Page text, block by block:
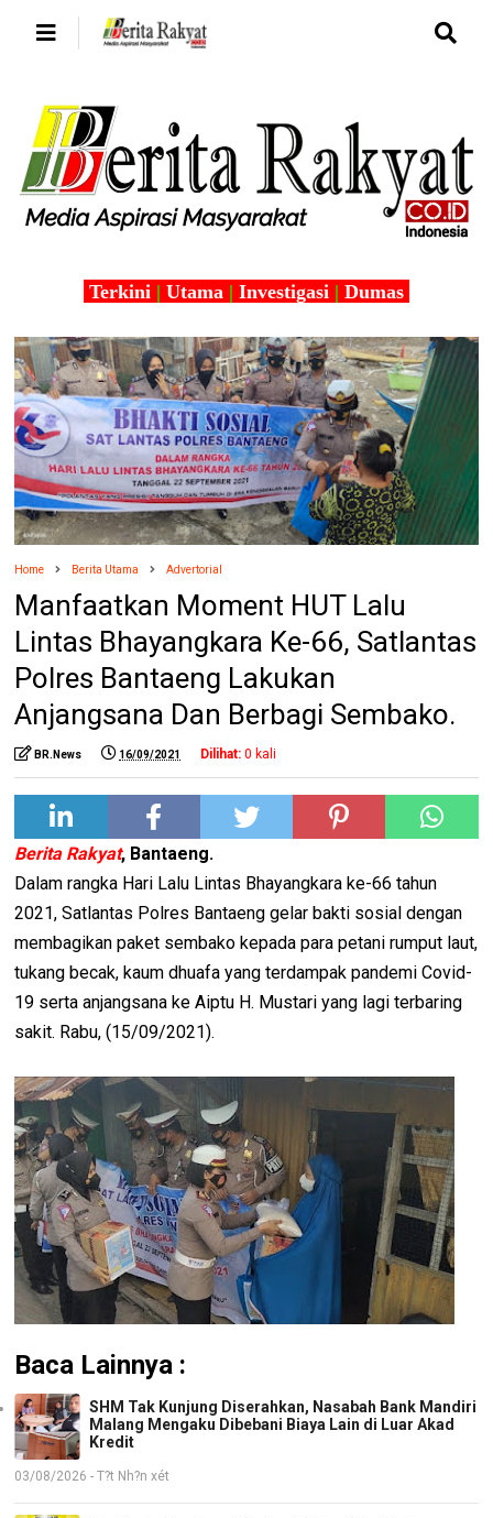
Terkini | Utama | Investigasi | Dumas
Home Berita Utama Advertorial
Manfaatkan Moment HUT Lalu
Lintas Bhayangkara Ke-66, Satlantas
Polres Bantaeng Lakukan
Anjangsana Dan Berbagi Sembako.
BR.News 16/09/2021 Dilihat: 0 kali
Berita Rakyat, Bantaeng.
Dalam rangka Hari Lalu Lintas Bhayangkara ke-66 tahun
2021, Satlantas Polres Bantaeng gelar bakti sosial dengan
membagikan paket sembako kepada para petani rumput laut,
tukang becak, kaum dhuafa yang terdampak pandemi Covid-
19 serta anjangsana ke Aiptu H. Mustari yang lagi terbaring
sakit. Rabu, (15/09/2021).
Baca Lainnya :
SHM Tak Kunjung Diserahkan, Nasabah Bank Mandiri
Malang Mengaku Dibebani Biaya Lain di Luar Akad
Kredit
03/08/2026 - T?t Nh?n xét